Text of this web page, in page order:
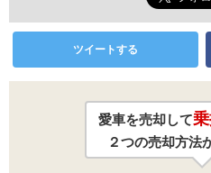
ツイートする
愛車を売却して
２つの売却方法